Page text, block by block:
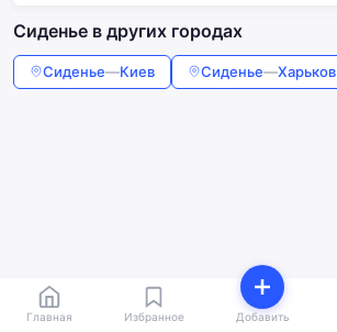
Сиденье в других городах
Сиденье—Киев Сиденье—Харьков
Главная Избранное Добавить